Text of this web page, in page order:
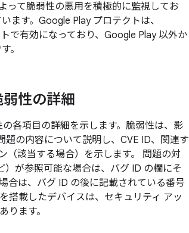
って脆弱性の悪用を積極的に監視してお
ます。Google Play プロテクトは、
で有効になっており、Google Play 以外か
。
性の詳細
各項目の詳細を示します。脆弱性は、影
の内容について説明し、CVE ID、関連す
（該当する場合）を示します。 問題の対
が参照可能な場合は、バグ ID の欄にそ
合は、バグ ID の後に記載されている番号
搭載したデバイスは、セキュリティ アッ
ります。